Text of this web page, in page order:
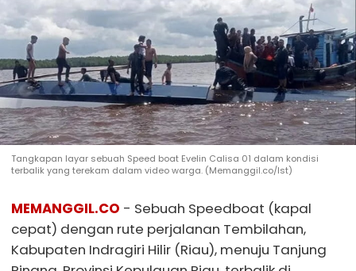
Tangkapan layar sebuah Speed boat Evelin Calisa 01 dalam kondisi
terbalik yang terekam dalam video warga. (Memanggil.co/Ist)
MEMANGGIL.CO - Sebuah Speedboat (kapal
cepat) dengan rute perjalanan Tembilahan,
Kabupaten Indragiri Hilir (Riau), menuju Tanjung